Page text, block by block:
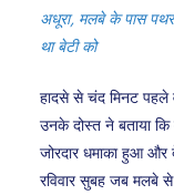
अधूरा, मलबे के पास
था बेटी को
हादसे से चंद मिनट पहले
उनके दोस्त ने बताया
जोरदार धमाका हुआ
रविवार सुबह जब मलबे